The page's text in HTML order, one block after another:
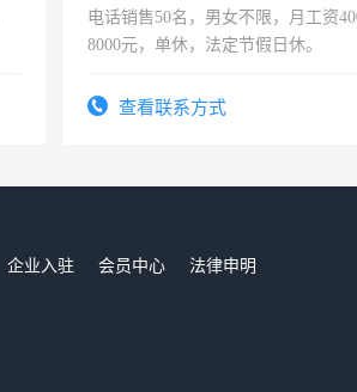
电话销售50名，男女不限，月工资
8000元，单休，法定节假日休。
查看联系方式
企业入驻 会员中心
法律申明